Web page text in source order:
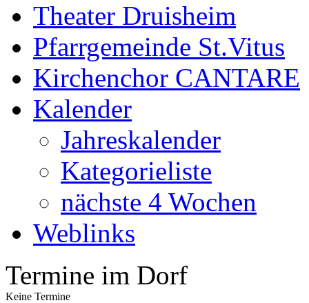
Theater Druisheim
Pfarrgemeinde St.Vitus
Kirchenchor CANTARE
Kalender
Jahreskalender
Kategorieliste
nächste 4 Wochen
Weblinks
Termine im Dorf
Keine Termine